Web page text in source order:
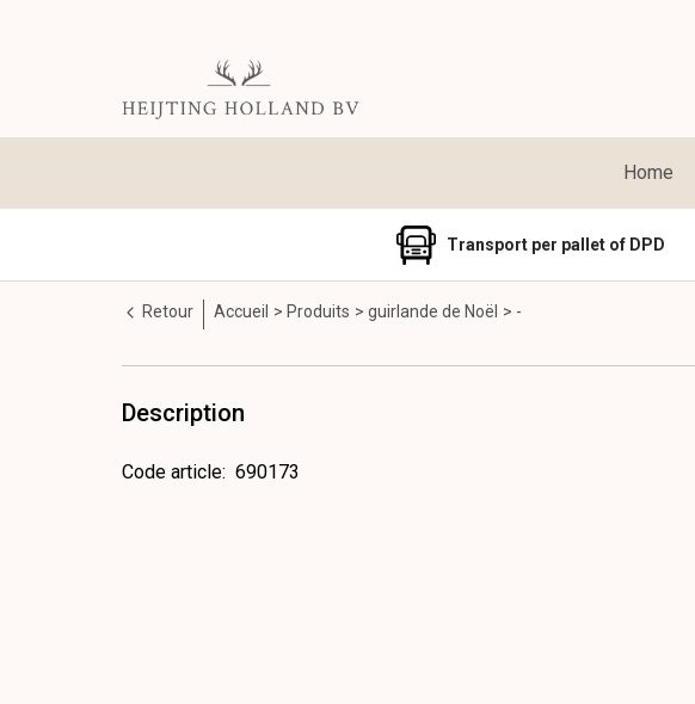
Home
Transport per pallet of DPD
Retour Accueil Produits guirlande de Noël -
Description
Code article: 690173